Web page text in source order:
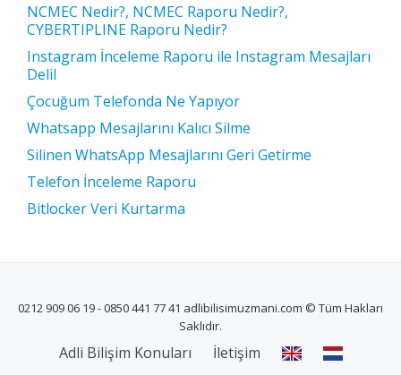
NCMEC Nedir?, NCMEC Raporu Nedir?,
CYBERTIPLINE Raporu Nedir?
Instagram İnceleme Raporu ile Instagram Mesajları
Delil
Çocuğum Telefonda Ne Yapıyor
Whatsapp Mesajlarını Kalıcı Silme
Silinen WhatsApp Mesajlarını Geri Getirme
Telefon İnceleme Raporu
Bitlocker Veri Kurtarma
0212 909 06 19 - 0850 441 77 41 adlibilisimuzmani.com © Tüm Hakları
Saklıdır.
İKINCILAdli Bilişim Konuları İletişim